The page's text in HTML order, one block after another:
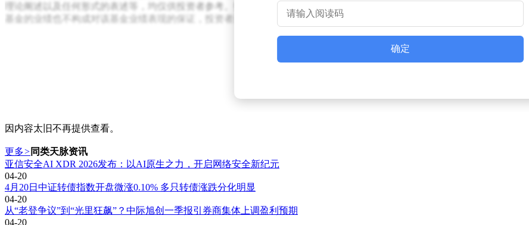
理论阐述以及任何形式的表述等，均仅供投资者参考。投资人需对自身自主决定的投资行为承担全部责任。基金投资存在风
基金的业绩也不构成对该基金业绩表现的保证，投资者进行基金投资时需谨慎对待。
确定
因内容太旧不再提供查看。
更多> 同类天脉资讯
亚信安全AI XDR 2026发布：以AI原生之力，开启网络安全新纪元
04-20
4月20日中证转债指数开盘微涨0.10% 多只转债涨跌分化明显
04-20
从“老登争议”到“光里狂飙”？中际旭创一季报引券商集体上调盈利预期
04-20